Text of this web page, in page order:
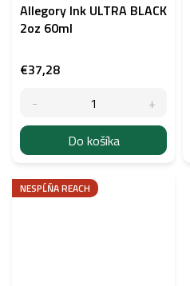
Allegory Ink ULTRA BLACK
2oz 60ml
€37,28
Do košíka
NESPĹŇA REACH